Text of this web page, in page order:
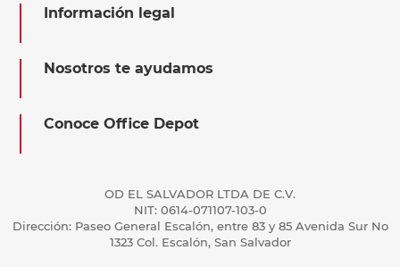
Información legal
Nosotros te ayudamos
Conoce Office Depot
OD EL SALVADOR LTDA DE C.V.
NIT: 0614-071107-103-0
Dirección: Paseo General Escalón, entre 83 y 85 Avenida Sur No
1323 Col. Escalón, San Salvador